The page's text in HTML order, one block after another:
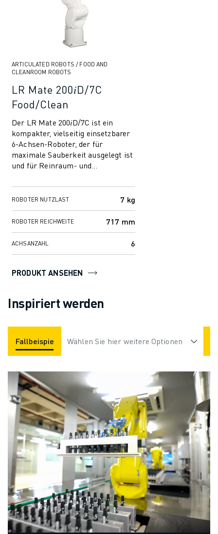
ARTICULATED ROBOTS / FOOD AND
CLEANROOM ROBOTS
LR Mate 200𝑖D/7C
Food/Clean
Der LR Mate 200𝑖D/7C ist ein
kompakter, vielseitig einsetzbarer
6-Achsen-Roboter, der für
maximale Sauberkeit ausgelegt ist
und für Reinraum- und
entwickelt wurde. Seine leis...
ROBOTER NUTZLAST 7 kg
ROBOTER REICHWEITE 717 mm
ACHSANZAHL 6
PRODUKT ANSEHEN
Inspiriert werden
Fallbeispiele Applikationen Branchen
Wählen Sie hier weitere Optionen